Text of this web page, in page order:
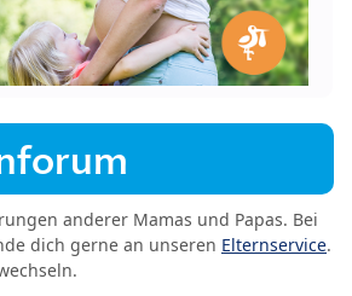
anderer Mamas und Papas. Bei
dich gerne an unseren Elternservice.